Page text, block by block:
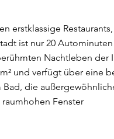
erstklassige Restaurants,
ist nur 20 Autominuten
Nachtleben der
und verfügt über eine
Bad, die
Fenster